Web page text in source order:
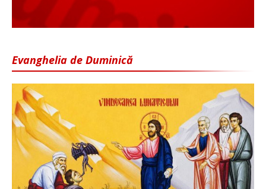
Evanghelia de Duminică